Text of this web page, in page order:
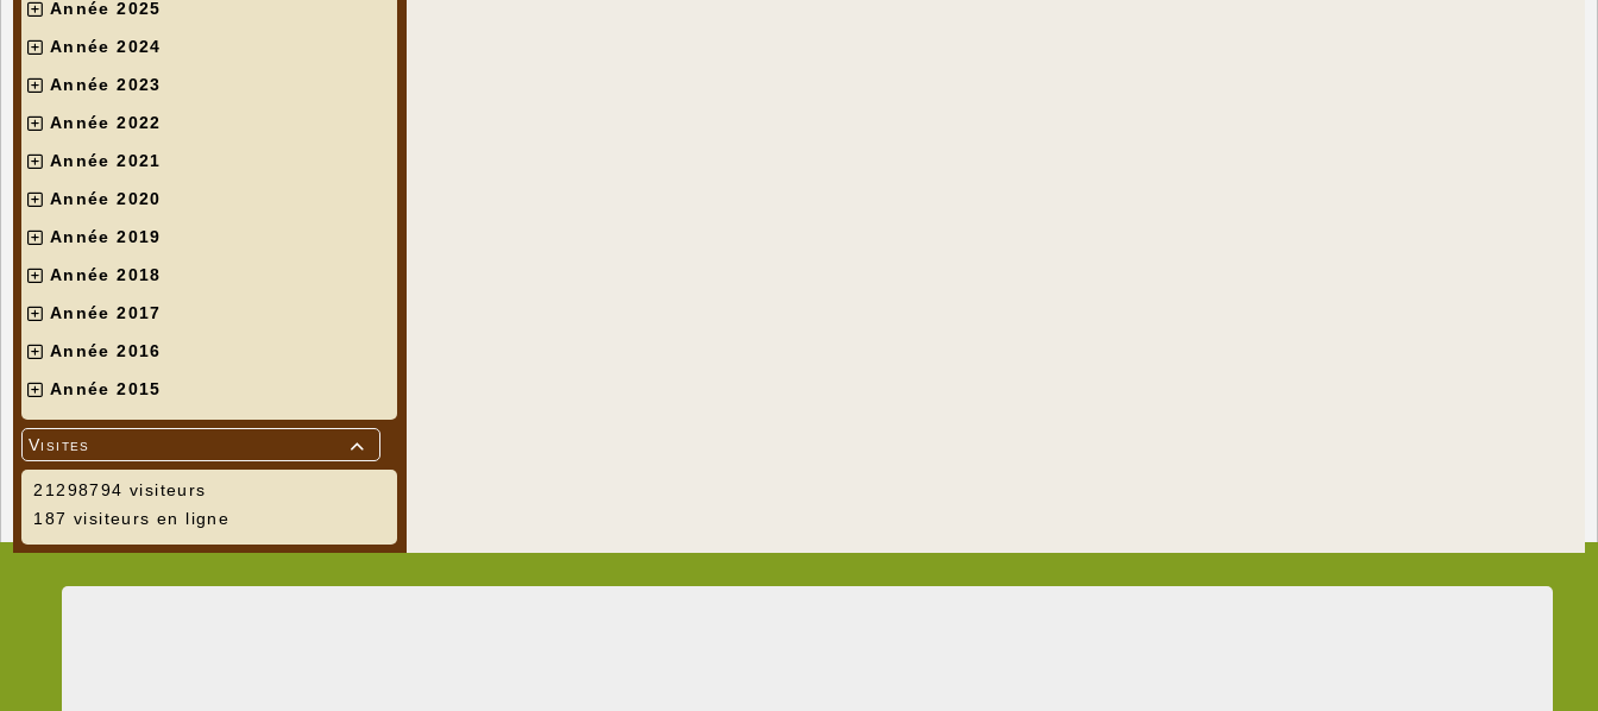
Année 2025
Année 2024
Année 2023
Année 2022
Année 2021
Année 2020
Année 2019
Année 2018
Année 2017
Année 2016
Année 2015

Visites
21298794 visiteurs
187 visiteurs en ligne